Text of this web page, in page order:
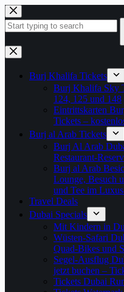
Zum
Inhalt
springen
Keine
Ergebnisse
Burj Khalifa Tickets
Burj Khalifa Sky
124, 125 und 148
Eintrittskarten
Tickets –
Burj al Arab Tickets
Burj Al Arab
Restaurant-
Burj al Arab
Lounge, Besuch
und Tee im
Travel Deals
Dubai Specials
Mit Kindern in
Wüsten-Safari
Quad-Bikes und
Segel-Ausflug
jetzt buchen –
Tickets Dubai